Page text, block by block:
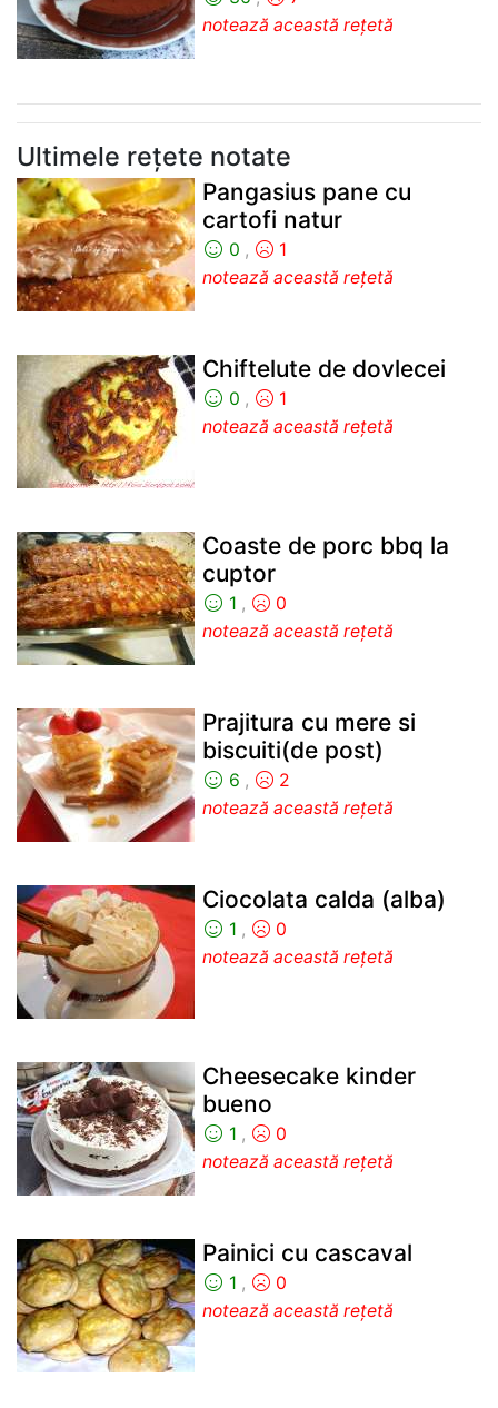
notează această rețetă
Ultimele rețete notate
Pangasius pane cu
cartofi natur
0 ,
1
notează această rețetă
Chiftelute de dovlecei
0 ,
1
notează această rețetă
Coaste de porc bbq la
cuptor
1 ,
0
notează această rețetă
Prajitura cu mere si
biscuiti(de post)
6 ,
2
notează această rețetă
Ciocolata calda (alba)
1 ,
0
notează această rețetă
Cheesecake kinder
bueno
1 ,
0
notează această rețetă
Painici cu cascaval
1 ,
0
notează această rețetă